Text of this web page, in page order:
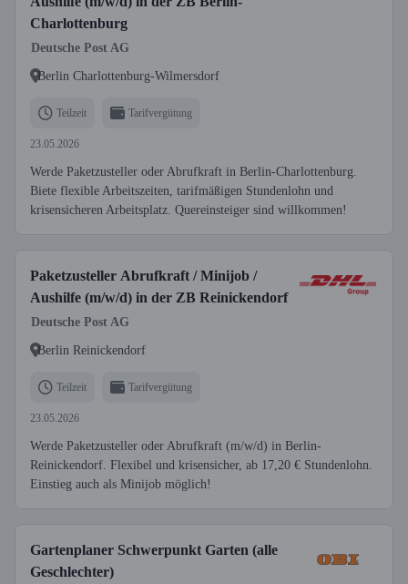
Charlottenburg
Deutsche Post AG
Berlin Charlottenburg-Wilmersdorf
Teilzeit Tarifvergütung
23.05.2026
Werde Paketzusteller oder Abrufkraft in Berlin-Charlottenburg.
Biete flexible Arbeitszeiten, tarifmäßigen Stundenlohn und
krisensicheren Arbeitsplatz. Quereinsteiger sind willkommen!
Paketzusteller Abrufkraft / Minijob /
Aushilfe (m/w/d) in der ZB Reinickendorf
Deutsche Post AG
Berlin Reinickendorf
Teilzeit Tarifvergütung
23.05.2026
Werde Paketzusteller oder Abrufkraft (m/w/d) in Berlin-
Reinickendorf. Flexibel und krisensicher, ab 17,20 € Stundenlohn.
Einstieg auch als Minijob möglich!
Gartenplaner Schwerpunkt Garten (alle
Geschlechter)